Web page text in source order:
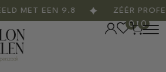
EEN 9.8 ZÉÉR
0 0